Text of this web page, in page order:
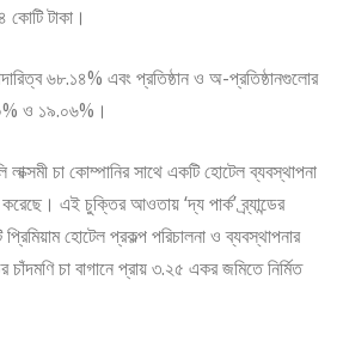
কোটি টাকা।
৬৮.১৪% এবং প্রতিষ্ঠান ও অ-প্রতিষ্ঠানগুলোর
ও ১৯.০৬%।
লাক্সমী চা কোম্পানির সাথে একটি হোটেল ব্যবস্থাপনা
এই চুক্তির আওতায় ‘দ্য পার্ক’ ব্র্যান্ডের
হোটেল প্রকল্প পরিচালনা ও ব্যবস্থাপনার
চা বাগানে প্রায় ৩.২৫ একর জমিতে নির্মিত